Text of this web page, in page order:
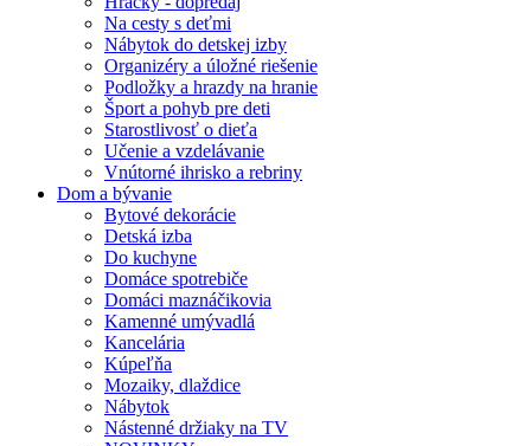
Na cesty s deťmi
Nábytok do detskej izby
Organizéry a úložné riešenie
Podložky a hrazdy na hranie
Šport a pohyb pre deti
Starostlivosť o dieťa
Učenie a vzdelávanie
Vnútorné ihrisko a rebriny
Dom a bývanie
Bytové dekorácie
Detská izba
Do kuchyne
Domáce spotrebiče
Domáci maznáčikovia
Kamenné umývadlá
Kancelária
Kúpeľňa
Mozaiky, dlaždice
Nábytok
Nástenné držiaky na TV